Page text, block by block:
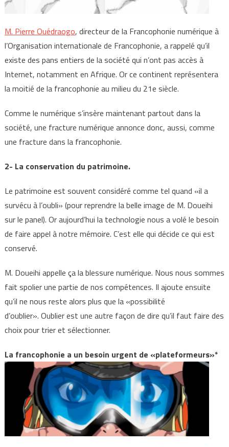
M. Pierre Ouédraogo, directeur de la Francophonie numérique à
l’Organisation internationale de Francophonie, a rappelé qu’il
existe des pans entiers de la société qui n’ont pas accès à
Internet, notamment en Afrique. Or ce continent représentera
la moitié de la francophonie au milieu du 21e siècle.
Comme le numérique s’insère maintenant partout dans la
société, une fracture numérique annonce donc, aussi, comme
une fracture dans la francophonie.
2- La conservation du patrimoine.
Le patrimoine est souvent considéré comme tel quand «il a
survécu à l’oubli» (pour reprendre la belle image de M. Doueihi
sur le panel). Or aujourd’hui la technologie nous a volé le besoin
de faire appel à notre mémoire. C’est elle qui décide ce qui est
conservé.
M. Doueihi appelle ça la blessure numérique. Nous nous sommes
fait spolier une partie de nos compétences. Il ajoute ensuite
qu’il ne nous reste alors plus que la «possibilité
d’oublier». Oublier est une autre façon de dire qu’il faut faire des
choix pour trier et sélectionner.
La francophonie a un besoin urgent de «plateformeurs»*